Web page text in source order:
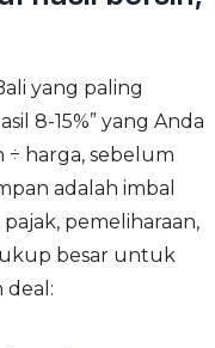
yang paling
8-15%” yang Anda
÷ harga, sebelum
adalah imbal
pemeliharaan,
besar untuk